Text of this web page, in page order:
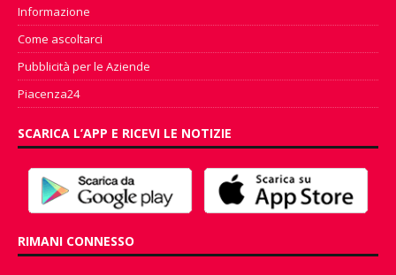
Informazione
Come ascoltarci
Pubblicità per le Aziende
Piacenza24
SCARICA L’APP E RICEVI LE NOTIZIE
RIMANI CONNESSO